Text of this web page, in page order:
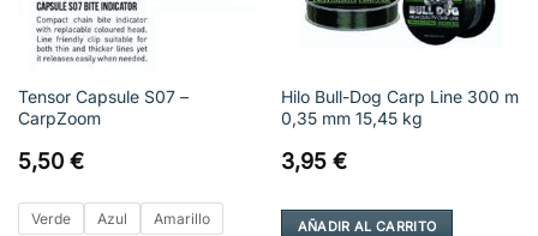
Tensor Capsule S07 –
CarpZoom
5,50 €
Verde Azul Amarillo
Hilo Bull-Dog Carp Line 300 m
0,35 mm 15,45 kg
3,95 €
AÑADIR AL CARRITO